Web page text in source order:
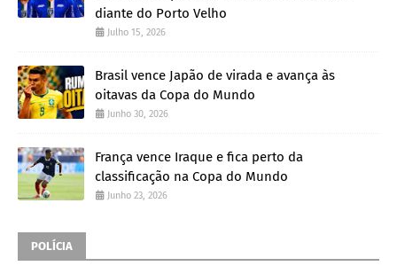
diante do Porto Velho
Julho 15, 2026
Brasil vence Japão de virada e avança às
oitavas da Copa do Mundo
Junho 30, 2026
França vence Iraque e fica perto da
classificação na Copa do Mundo
Junho 23, 2026
POLÍCIA